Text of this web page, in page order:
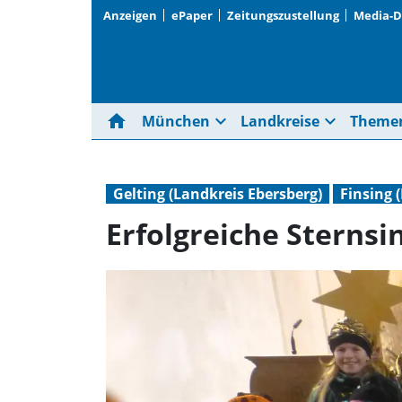
Anzeigen ePaper Zeitungszustellung Media-
home München expand_more Landkreise expand_more
Gelting (Landkreis Ebersberg) Finsing
Erfolgreiche